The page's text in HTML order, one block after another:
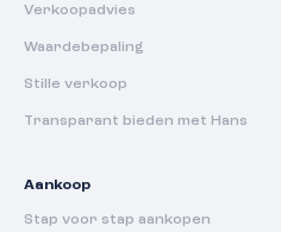
Verkoopadvies
Waardebepaling
Stille verkoop
Transparant bieden met Hans
Aankoop
Stap voor stap aankopen